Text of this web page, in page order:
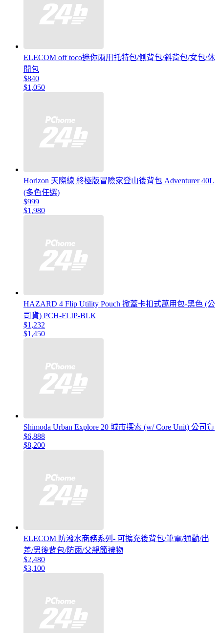
ELECOM off toco迷你兩用托特包/側背包/斜背包/女包/休
閒包
$840
$1,050
Horizon 天際線 終極版冒險家登山後背包 Adventurer 40L
(多色任選)
$999
$1,980
HAZARD 4 Flip Utility Pouch 掀蓋卡扣式萬用包-黑色 (公
司貨) PCH-FLIP-BLK
$1,232
$1,450
Shimoda Urban Explore 20 城市探索 (w/ Core Unit) 公司貨
$6,888
$8,200
ELECOM 防潑水商務系列- 可擴充後背包/筆電/通勤/出
差/男後背包/防雨/父親節禮物
$2,480
$3,100